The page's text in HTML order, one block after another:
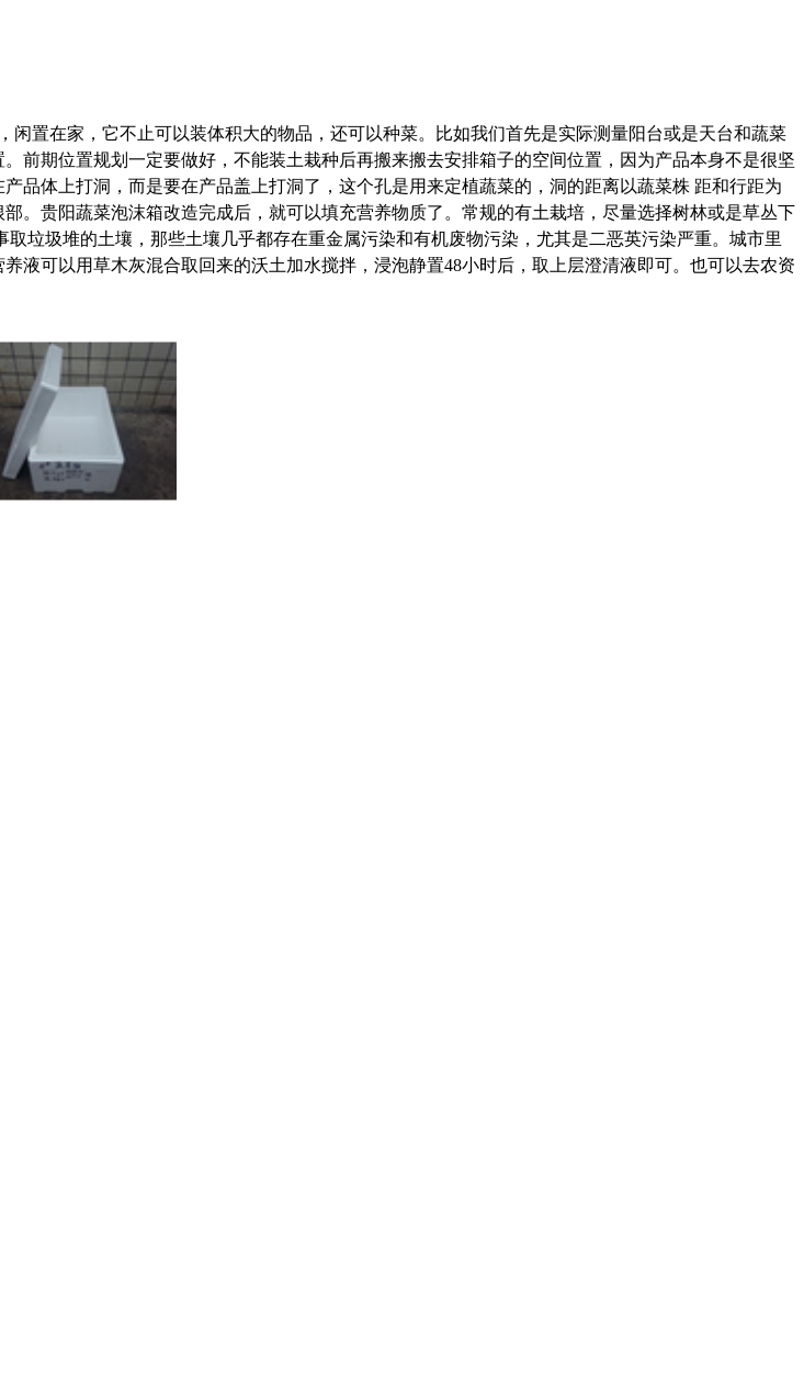
闲置在家，它不止可以装体积大的物品，还可以种菜。比如我们首先是实际测量阳台或是天台和蔬菜
前期位置规划一定要做好，不能装土栽种后再搬来搬去安排箱子的空间位置，因为产品本身不是很坚
品体上打洞，而是要在产品盖上打洞了，这个孔是用来定植蔬菜的，洞的距离以蔬菜株 距和行距为
。 贵阳蔬菜泡沫箱改造完成后，就可以填充营养物质了。常规的有土栽培，尽量选择树林或是草丛下
垃圾堆的土壤，那些土壤几乎都存在重金属污染和有机废物污染，尤其是二恶英污染严重。城市里
液可以用草木灰混合取回来的沃土加水搅拌，浸泡静置48小时后，取上层澄清液即可。也可以去农资